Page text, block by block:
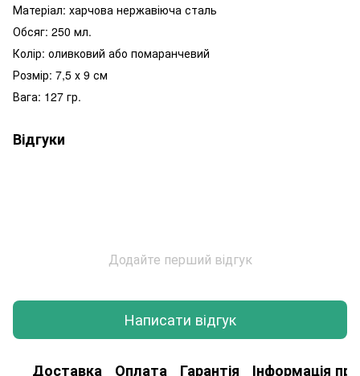
Матеріал: харчова нержавіюча сталь
Обсяг: 250 мл.
Колір: оливковий або помаранчевий
Розмір: 7,5 х 9 см
Вага: 127 гр.
Відгуки
Додайте перший відгук
Написати відгук
Доставка Оплата Гарантія Інформація